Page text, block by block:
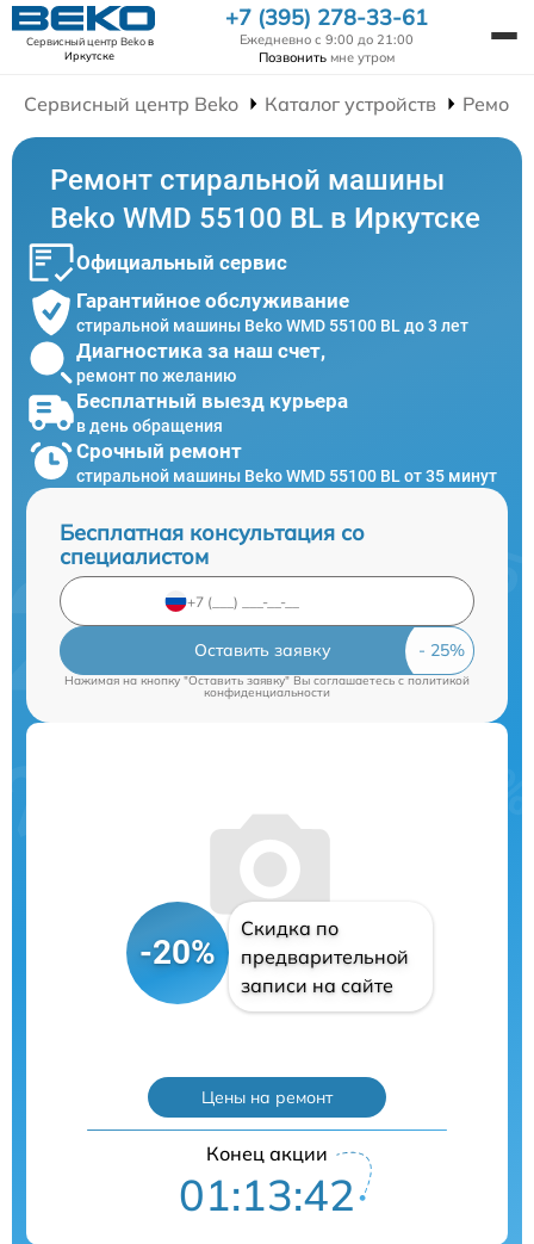
Сервисный центр Bekoв
Иркутске
+7 (395) 278-33-61
Ежедневно с 9:00 до 21:00
Позвонить мне утром
Сервисный центр Beko Каталог устройств
Ремонт стиральной машины
Beko WMD 55100 BL в Иркутске
Официальный сервис
Гарантийное обслуживание
стиральной машины Beko WMD 55100 BL до 3 лет
Диагностика за наш счет,
ремонт по желанию
Бесплатный выезд курьера
в день обращения
Срочный ремонт
стиральной машины Beko WMD 55100 BL от 35 минут
Бесплатная консультация со
специалистом
Оставить заявку
Нажимая на кнопку "Оставить заявку" Вы соглашаетесь cполитикой
конфиденциальности
-20%
Скидка по
предварительной
записи на сайте
Цены на ремонт
Конец акции
01:13:41